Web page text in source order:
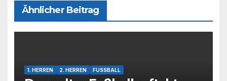
Ähnlicher Beitrag
1. HERREN 2. HERREN FUSSBALL